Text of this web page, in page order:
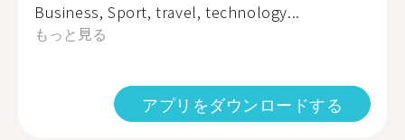
Business, Sport, travel, technology...
もっと見る
アプリをダウンロードする